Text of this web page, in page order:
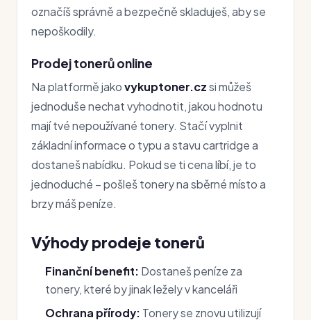
označíš správně a bezpečně skladuješ, aby se
nepoškodily.
Prodej tonerů online
Na platformě jakovykuptoner.czsi můžeš
jednoduše nechat vyhodnotit, jakou hodnotu
mají tvé nepoužívané tonery. Stačí vyplnit
základní informace o typu a stavu cartridge a
dostaneš nabídku. Pokud se ti cena líbí, je to
jednoduché – pošleš tonery na sběrné místo a
brzy máš peníze.
Výhody prodeje tonerů
Finanční benefit: Dostaneš peníze za
tonery, které by jinak ležely v kanceláři
Ochrana přírody: Tonery se znovu utilizují